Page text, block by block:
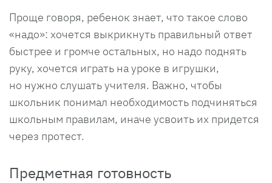
Проще говоря, ребенок знает, что такое слово
«надо»: хочется выкрикнуть правильный ответ
быстрее и громче остальных, но надо поднять
руку, хочется играть на уроке в игрушки,
но нужно слушать учителя. Важно, чтобы
школьник понимал необходимость подчиняться
школьным правилам, иначе усвоить их придется
через протест.
Предметная готовность